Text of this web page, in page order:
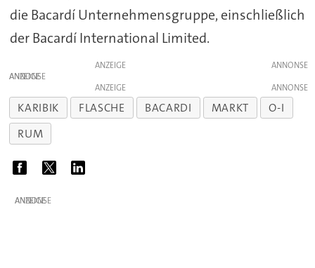
die Bacardí Unternehmensgruppe, einschließlich
der Bacardí International Limited.
ANZEIGE
ANZEIGE
ANZEIGE
KARIBIK FLASCHE BACARDI MARKT
O-I
RUM
ANZEIGE